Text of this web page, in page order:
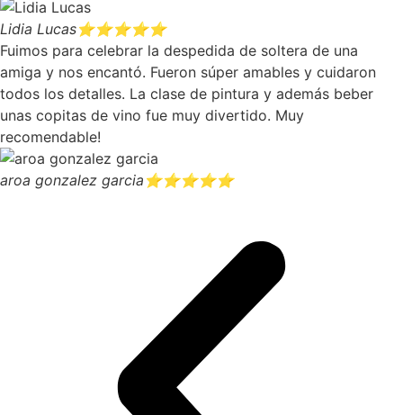
Lidia Lucas⭐⭐⭐⭐⭐
Fuimos para celebrar la despedida de soltera de una
amiga y nos encantó. Fueron súper amables y cuidaron
todos los detalles. La clase de pintura y además beber
unas copitas de vino fue muy divertido. Muy
recomendable!
aroa gonzalez garcia ⭐⭐⭐⭐⭐